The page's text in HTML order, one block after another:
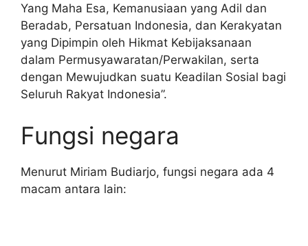
Yang Maha Esa, Kemanusiaan yang Adil dan
Beradab, Persatuan Indonesia, dan Kerakyatan
yang Dipimpin oleh Hikmat Kebijaksanaan
dalam Permusyawaratan/Perwakilan, serta
dengan Mewujudkan suatu Keadilan Sosial bagi
Seluruh Rakyat Indonesia”.
Fungsi negara
Menurut Miriam Budiarjo, fungsi negara ada 4
macam antara lain: